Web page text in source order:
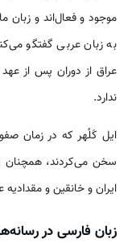
موجود و فعال‌اند و زبان
به زبان عربی گفتگو
عراق از دوران پس از
ندارد.
ایل کَلُهر که در زمان
سخن می‌کردند، همچنان
ایران و خانقین و
زبان فارسی در